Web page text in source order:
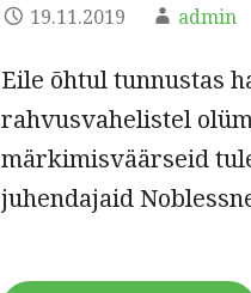
19.11.2019 admin
Eile õhtul tunnustas
rahvusvahelistel
märkimisväärseid
juhendajaid